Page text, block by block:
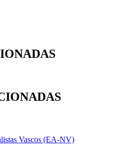
Vascos (EA-NV)